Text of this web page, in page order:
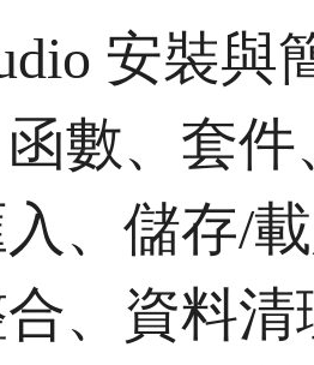
安裝與
函數、套
入、儲存/
合、資料